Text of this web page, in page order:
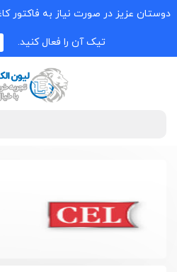
دوستان عزیز در صورت نیاز به فاکتور
تیک آن را فعال کنید.